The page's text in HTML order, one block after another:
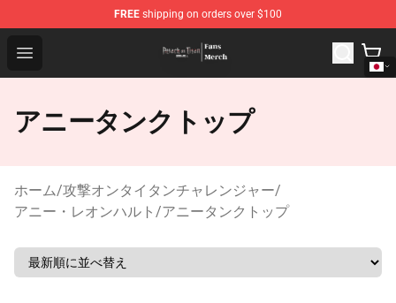
FREE shipping on orders over $100
Open menu
Attack On Titan Store - Official Attack On Titan
アニータンクトップ
ホーム/攻撃オンタイタンチャレンジャー/
アニー・レオンハルト /アニータンクトップ